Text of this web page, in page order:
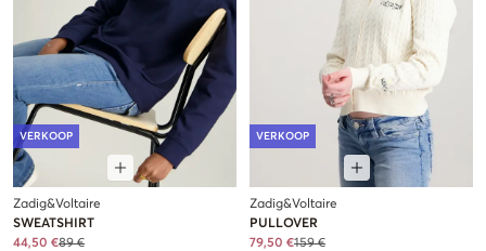
VERKOOP
Zadig&Voltaire
SWEATSHIRT
44,50 €89 €
VERKOOP
Zadig&Voltaire
PULLOVER
79,50 €159 €